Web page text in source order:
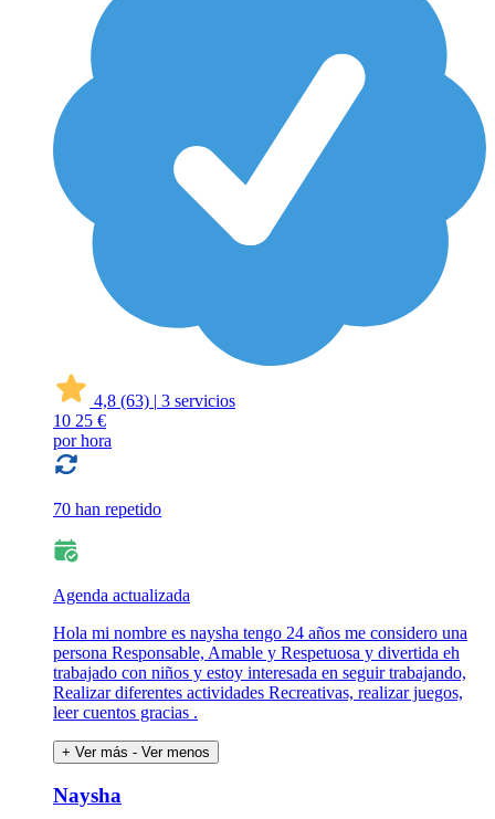
4,8 (63) | 3 servicios
10 25 €
por hora
70 han repetido
Agenda actualizada
Hola mi nombre es naysha tengo 24 años me considero una
persona Responsable, Amable y Respetuosa y divertida eh
trabajado con niños y estoy interesada en seguir trabajando,
Realizar diferentes actividades Recreativas, realizar juegos,
leer cuentos gracias .
+ Ver más - Ver menos
Naysha